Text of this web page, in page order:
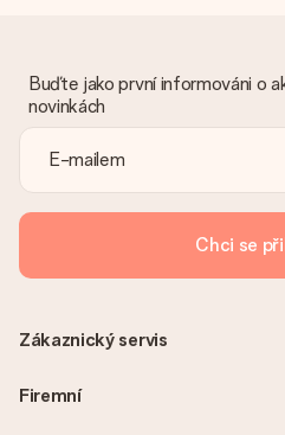
vhodné řešení.
Je faktura odeslána spolu s
vždy v potvrzovacím e-mailu a
MySurprise. To znamená, že
příjemci, což je opravdovým
Buďte jako první informováni o
novinkách
Chci se
Zákaznický servis
Firemní